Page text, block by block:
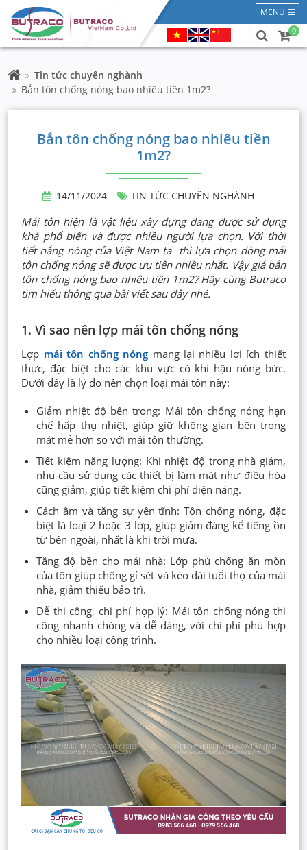
MENU
0
Tin tức chuyên nghành
Bắn tôn chống nóng bao nhiêu tiền 1m2?
Bắn tôn chống nóng bao nhiêu tiền
1m2?
14/11/2024 TIN TỨC CHUYÊN NGHÀNH
Mái tôn hiện là vật liệu xây dựng đang được sử dụng
khá phổ biến và được nhiều người lựa chọn. Với thời
tiết nắng nóng của Việt Nam ta thì lựa chọn dòng mái
tôn chống nóng sẽ được ưu tiên nhiều nhất. Vậy giá bắn
tôn chống nóng bao nhiêu tiền 1m2? Hãy cùng Butraco
tìm hiểu thông qua bài viết sau đây nhé.
1. Vì sao nên lợp mái tôn chống nóng
Lợp mái tôn chống nóng mang lại nhiều lợi ích thiết
thực, đặc biệt cho các khu vực có khí hậu nóng bức.
Dưới đây là lý do nên chọn loại mái tôn này:
Giảm nhiệt độ bên trong: Mái tôn chống nóng hạn
chế hấp thụ nhiệt, giúp giữ không gian bên trong
mát mẻ hơn so với mái tôn thường.
Tiết kiệm năng lượng: Khi nhiệt độ trong nhà giảm,
nhu cầu sử dụng các thiết bị làm mát như điều hòa
cũng giảm, giúp tiết kiệm chi phí điện năng.
Cách âm và tăng sự yên tĩnh: Tôn chống nóng, đặc
biệt là loại 2 hoặc 3 lớp, giúp giảm đáng kể tiếng ồn
từ bên ngoài, nhất là khi trời mưa.
Tăng độ bền cho mái nhà: Lớp phủ chống ăn mòn
của tôn giúp chống gỉ sét và kéo dài tuổi thọ của mái
nhà, giảm thiểu bảo trì.
Dễ thi công, chi phí hợp lý: Mái tôn chống nóng thi
công nhanh chóng và dễ dàng, với chi phí phù hợp
cho nhiều loại công trình.